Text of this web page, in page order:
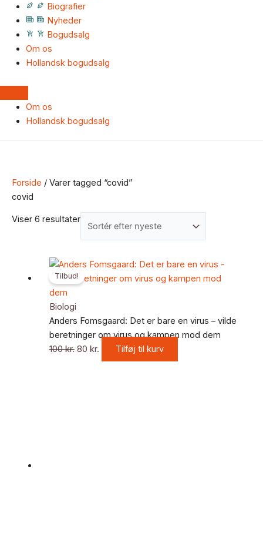
Biografier
Nyheder
Bogudsalg
Om os
Hollandsk bogudsalg
Om os
Hollandsk bogudsalg
Forside / Varer tagged “covid”
covid
Viser 6 resultater
Tilbud!
Biologi
Anders Fomsgaard: Det er bare en virus – vilde
beretninger om virus og kampen mod dem
100kr.
Den
oprindelige
100 kr..
80 kr.
Den
aktuelle
80 kr..
Tilføj til kurv